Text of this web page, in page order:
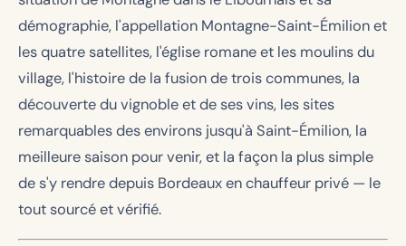
démographie, l'appellation Montagne-Saint-Émilion et
les quatre satellites, l'église romane et les moulins du
village, l'histoire de la fusion de trois communes, la
découverte du vignoble et de ses vins, les sites
remarquables des environs jusqu'à Saint-Émilion, la
meilleure saison pour venir, et la façon la plus simple
de s'y rendre depuis Bordeaux en chauffeur privé — le
tout sourcé et vérifié.